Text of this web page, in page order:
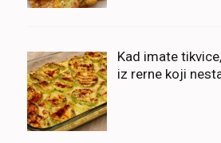
Kad imate
iz rerne koji